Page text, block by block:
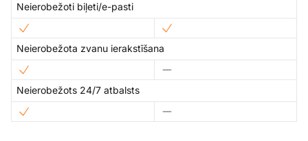
Neierobežoti biļeti/e-pasti
Neierobežota zvanu ierakstīšana
Neierobežots 24/7 atbalsts